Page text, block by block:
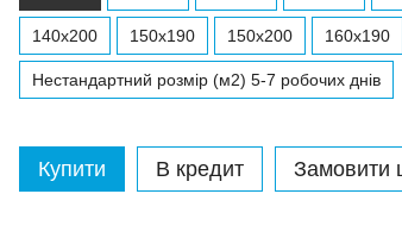
140x200 150x190 150x200 160x190
Нестандартний розмір (м2) 5-7 робочих днів
Купити В кредит Замовити